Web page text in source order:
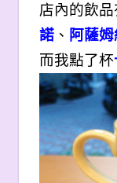
店內的飲品
諾、 阿薩
而我點了杯